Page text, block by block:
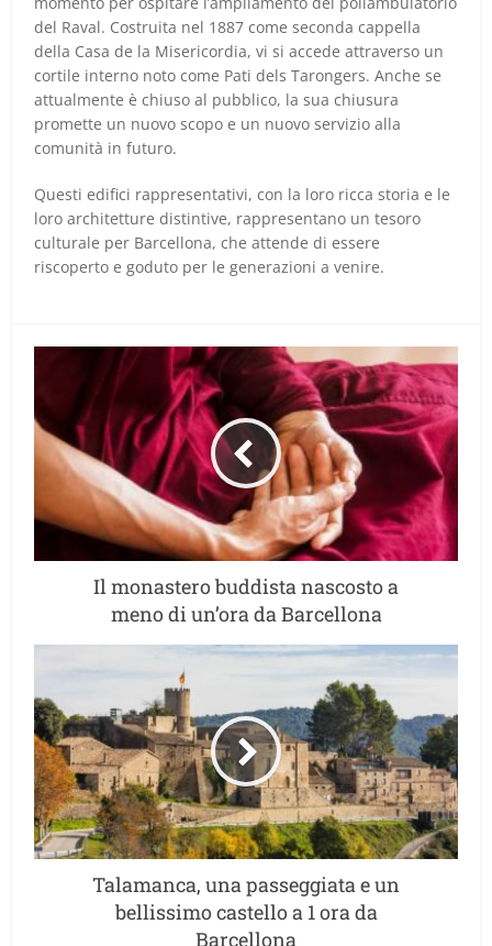
del Raval. Costruita nel 1887 come seconda cappella
della Casa de la Misericordia, vi si accede attraverso un
cortile interno noto come Pati dels Tarongers. Anche se
attualmente è chiuso al pubblico, la sua chiusura
promette un nuovo scopo e un nuovo servizio alla
comunità in futuro.
Questi edifici rappresentativi, con la loro ricca storia e le
loro architetture distintive, rappresentano un tesoro
culturale per Barcellona, che attende di essere
riscoperto e goduto per le generazioni a venire.
Il monastero buddista nascosto a
meno di un’ora da Barcellona
Talamanca, una passeggiata e un
bellissimo castello a 1 ora da
Barcellona